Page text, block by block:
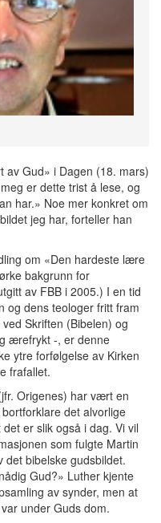
av Gud» i Dagen (18. mars)
er dette trist å lese, og
har.» Noe mer konkret om
jeg har, forteller han
om «Den hardeste lære
bakgrunn for
av FBB i 2005.) I en tid
og dens teologer fritt fram
Skriften (Bibelen) og
ærefrykt -, er denne
ytre forfølgelse av Kirken
frafallet.
Origenes) har vært en
det alvorlige
er slik også i dag. Vi vil
som fulgte Martin
det bibelske gudsbildet.
Gud?» Luther kjente
av synder, men at
under Guds dom.